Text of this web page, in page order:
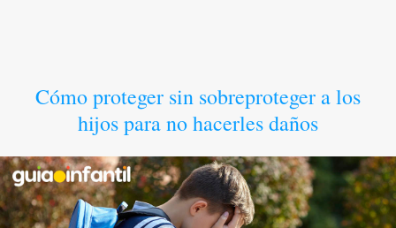
Cómo proteger sin sobreproteger a los
hijos para no hacerles daños